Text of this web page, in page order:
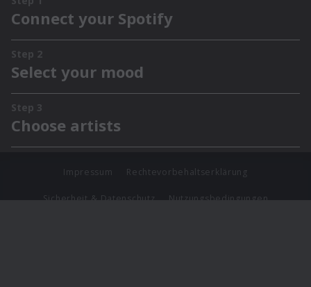
Impressum Rechtevorbehaltserklärung
Sicherheit & Datenschutz Nutzungsbedingungen